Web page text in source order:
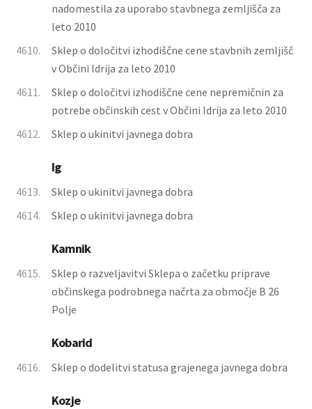
nadomestila za uporabo stavbnega zemljišča za
leto 2010
4610.
Sklep o določitvi izhodiščne cene stavbnih zemljišč
v Občini Idrija za leto 2010
4611.
Sklep o določitvi izhodiščne cene nepremičnin za
potrebe občinskih cest v Občini Idrija za leto 2010
4612.
Sklep o ukinitvi javnega dobra
Ig
4613.
Sklep o ukinitvi javnega dobra
4614.
Sklep o ukinitvi javnega dobra
Kamnik
4615.
Sklep o razveljavitvi Sklepa o začetku priprave
občinskega podrobnega načrta za območje B 26
Polje
Kobarid
4616. Sklep o dodelitvi statusa grajenega javnega dobra
Kozje